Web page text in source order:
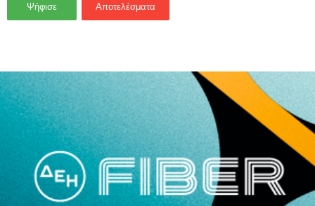
Ψήφισε Αποτελέσματα
- Advertisement -